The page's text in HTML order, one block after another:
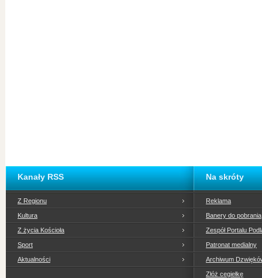
Kanały RSS
Z Regionu
Kultura
Z życia Kościoła
Sport
Aktualności
Na skróty
Reklama
Banery do pobrania
Zespół Portalu
Patronat medialny
Archiwum
Złóż cegiełkę